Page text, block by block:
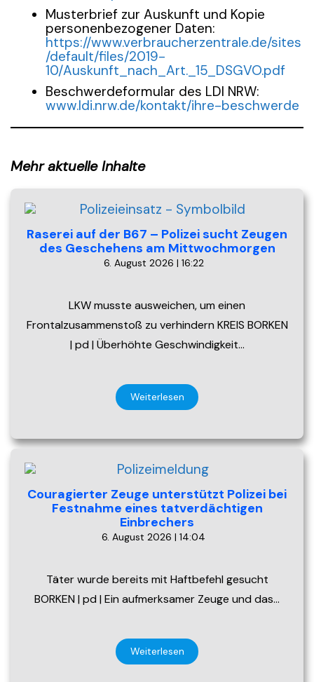
Musterbrief zur Auskunft und Kopie
personenbezogener Daten:
https://www.verbraucherzentrale.de/sites
/default/files/2019-
10/Auskunft_nach_Art._15_DSGVO.pdf
Beschwerdeformular des LDI NRW:
www.ldi.nrw.de/kontakt/ihre-beschwerde
Mehr aktuelle Inhalte
Raserei auf der B67 – Polizei sucht Zeugen
des Geschehens am Mittwochmorgen
6. August 2026 | 16:22
LKW musste ausweichen, um einen
Frontalzusammenstoß zu verhindern KREIS BORKEN
| pd | Überhöhte Geschwindigkeit…
Weiterlesen
Couragierter Zeuge unterstützt Polizei bei
Festnahme eines tatverdächtigen
Einbrechers
6. August 2026 | 14:04
Täter wurde bereits mit Haftbefehl gesucht
BORKEN | pd | Ein aufmerksamer Zeuge und das…
Weiterlesen